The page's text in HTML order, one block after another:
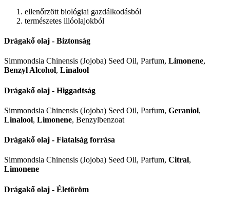
ellenőrzött biológiai gazdálkodásból
természetes illóolajokból
Drágakő olaj - Biztonság
Simmondsia Chinensis (Jojoba) Seed Oil, Parfum, Limonene,
Benzyl Alcohol, Linalool
Drágakő olaj - Higgadtság
Simmondsia Chinensis (Jojoba) Seed Oil, Parfum, Geraniol,
Linalool, Limonene, Benzylbenzoat
Drágakő olaj - Fiatalság forrása
Simmondsia Chinensis (Jojoba) Seed Oil, Parfum, Citral,
Limonene
Drágakő olaj - Életöröm